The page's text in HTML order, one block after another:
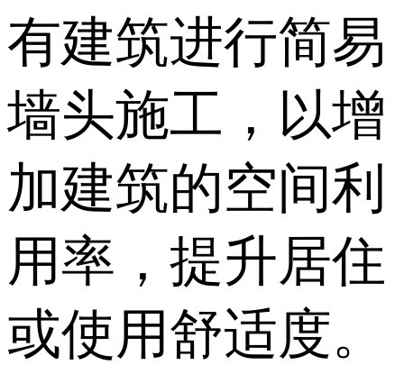
有建筑进行简易
墙头施工，以增
加建筑的空间利
用率，提升居住
或使用舒适度。